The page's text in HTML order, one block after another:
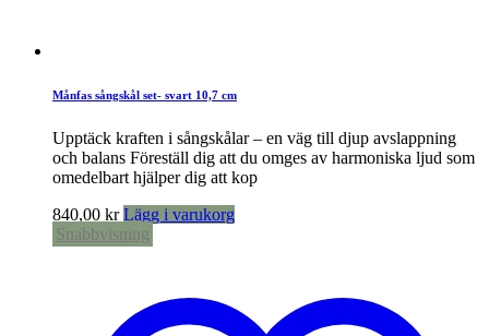
Månfas sångskål set- svart 10,7 cm
Upptäck kraften i sångskålar – en väg till djup avslappning
och balans Föreställ dig att du omges av harmoniska ljud som
omedelbart hjälper dig att kop
840,00 kr Lägg i varukorg
Snabbvisning